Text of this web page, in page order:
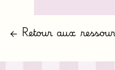
← Retour aux